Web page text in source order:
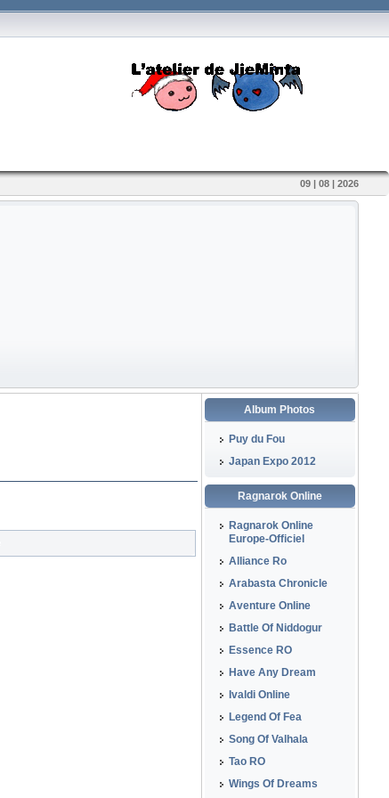
09 | 08 | 2026
Album Photos
Puy du Fou
Japan Expo 2012
Ragnarok Online
Ragnarok Online
Europe-Officiel
Alliance Ro
Arabasta Chronicle
Aventure Online
Battle Of Niddogur
Essence RO
Have Any Dream
Ivaldi Online
Legend Of Fea
Song Of Valhala
Tao RO
Wings Of Dreams